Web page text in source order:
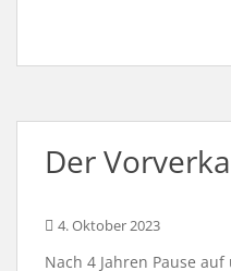
Der
4. Oktober 2023
Nach 4 Jahren Pause